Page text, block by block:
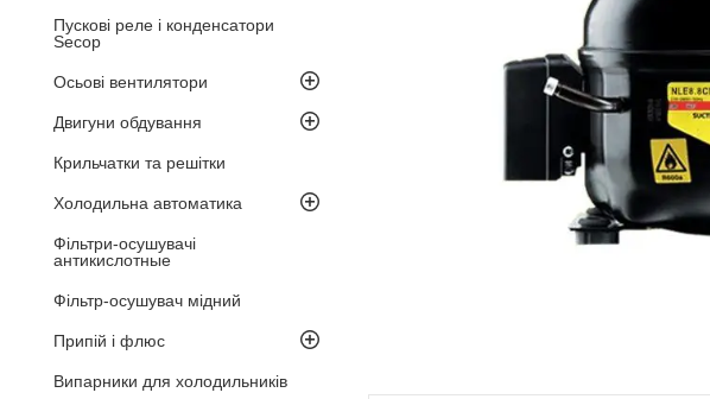
Пускові реле і конденсатори
Secop
Осьові вентилятори
Двигуни обдування
Крильчатки та решітки
Холодильна автоматика
Фільтри-осушувачі
антикислотные
Фільтр-осушувач мідний
Припій і флюс
Випарники для холодильників